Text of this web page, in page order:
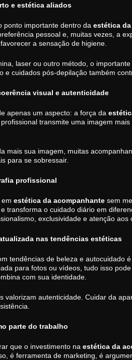
e estética aliados
ponto importante dentro da estética
pessoal e, muitas vezes, a
a sensação de higiene.
laser ou outro método, o
e cuidados pós-depilação também
visual e autenticidade
apenas um aspecto: a força da
transmite uma imagem
mais sua imagem, muitas
para se sobressair.
profissional
estética da acompanhante sem
transforma o cuidado diário em
exclusividade e atenção aos
nas tendências estéticas
tendências de beleza e autocuidado
para fotos ou vídeos, tudo isso
com sua identidade.
valorizam autenticidade. Cuidar da
parte do trabalho
que o investimento na estética da
é ferramenta de marketing, é